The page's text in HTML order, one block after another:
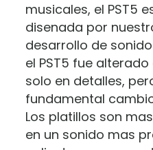
musicales, el PST5
disenada por
desarrollo de
el PST5 fue
solo en detalles,
fundamental
Los platillos son
en un sonido mas